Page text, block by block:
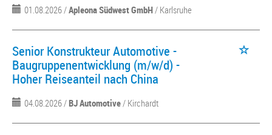
01.08.2026 /Apleona Südwest GmbH/ Karlsruhe
Senior Konstrukteur Automotive -
Baugruppenentwicklung (m/w/d) -
Hoher Reiseanteil nach China
04.08.2026 /BJ Automotive/ Kirchardt